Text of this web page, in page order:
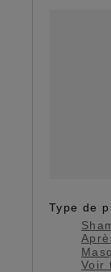
Type de
Voir